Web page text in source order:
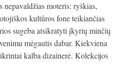
moteris: ryškias,
kultūros fone teikiančias
sugeba atsikratyti įkyrių minčių
mėgautis dabar. Kiekviena
kalba dizainerė. Kolekcijos